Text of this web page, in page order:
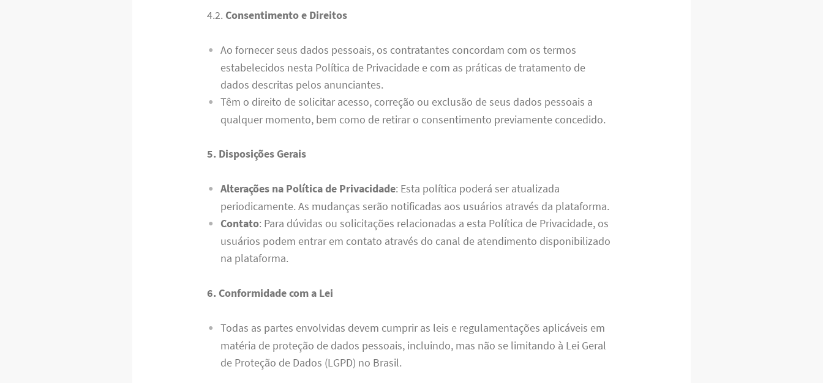
4.2. Consentimento e Direitos
Ao fornecer seus dados pessoais, os contratantes concordam com os termos
estabelecidos nesta Política de Privacidade e com as práticas de tratamento de
dados descritas pelos anunciantes.
Têm o direito de solicitar acesso, correção ou exclusão de seus dados pessoais a
qualquer momento, bem como de retirar o consentimento previamente concedido.
5. Disposições Gerais
Alterações na Política de Privacidade: Esta política poderá ser atualizada
periodicamente. As mudanças serão notificadas aos usuários através da plataforma.
Contato: Para dúvidas ou solicitações relacionadas a esta Política de Privacidade, os
usuários podem entrar em contato através do canal de atendimento disponibilizado
na plataforma.
6. Conformidade com a Lei
Todas as partes envolvidas devem cumprir as leis e regulamentações aplicáveis em
matéria de proteção de dados pessoais, incluindo, mas não se limitando à Lei Geral
de Proteção de Dados (LGPD) no Brasil.